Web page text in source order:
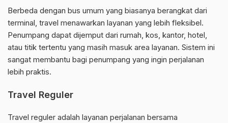
Berbeda dengan bus umum yang biasanya berangkat dari
terminal, travel menawarkan layanan yang lebih fleksibel.
Penumpang dapat dijemput dari rumah, kos, kantor, hotel,
atau titik tertentu yang masih masuk area layanan. Sistem ini
sangat membantu bagi penumpang yang ingin perjalanan
lebih praktis.
Travel Reguler
Travel reguler adalah layanan perjalanan bersama